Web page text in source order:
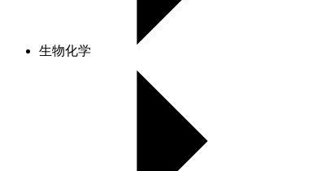
生物化学